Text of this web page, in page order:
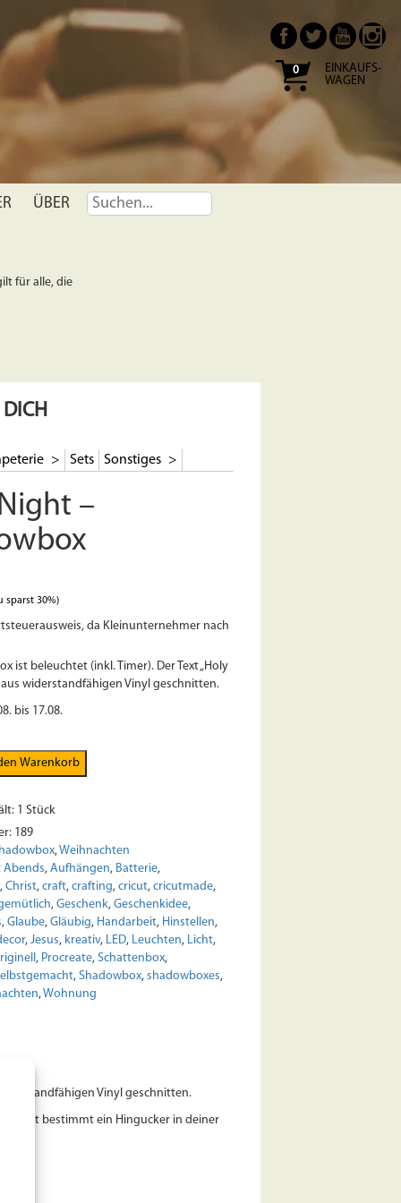
0
EINKAUFS-
WAGEN
ÜBER
für alle, die
DICH
Sets Sonstiges
–
sparst 30%)
da Kleinunternehmer nach
ist beleuchtet (inkl. Timer). Der Text „Holy
widerstandfähigen Vinyl geschnitten.
bis 17.08.
Warenkorb
1 Stück
189
,Weihnachten
Abends, Aufhängen, Batterie,
, Christ, craft, crafting, cricut, cricutmade,
, Geschenk, Geschenkidee,
, Glaube, Gläubig, Handarbeit, Hinstellen,
, Jesus, kreativ, LED, Leuchten, Licht,
, Procreate, Schattenbox,
, Shadowbox, shadowboxes,
,Wohnung
Vinyl geschnitten.
ist bestimmt ein Hingucker in deiner